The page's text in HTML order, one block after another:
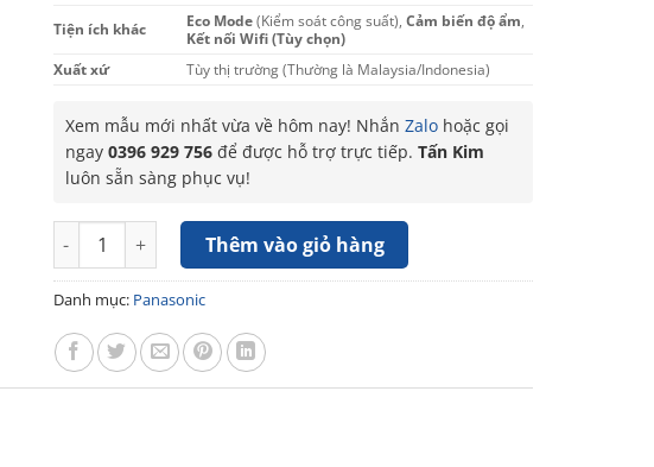
Tiện ích khác Eco Mode(Kiểm soát công suất),Cảm biến độ ẩm
Kết nối Wifi (Tùy chọn)
Xuất xứ
Tùy thị trường (Thường là Malaysia/Indonesia)
Xem mẫu mới nhất vừa về hôm nay! Nhắn Zalohoặc gọi
ngay 0396 929 756để được hỗ trợ trực tiếp. Tấn Kim
luôn sẵn sàng phục vụ!
Máy lạnh Panasonic Inverter 1.5HP CU/CS-XU12BKH-8 số lượng
Thêm vào giỏ hàng
Danh mục: Panasonic